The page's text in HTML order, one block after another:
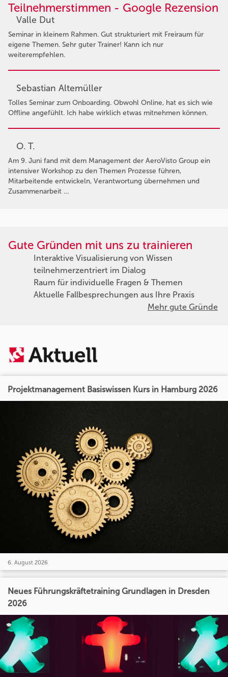
Teilnehmerstimmen - Google Rezension
Valle Dut
Seminar in kleinem Rahmen. Gut strukturiert mit Freiraum für
eigene Themen. Sehr guter Trainer! Kann ich nur
weiterempfehlen.
Sebastian Altemüller
Tolles Seminar zum Onboarding. Obwohl Online, hat es sich wie
Offline angefühlt. Ich habe wirklich etwas mitnehmen können.
O. T.
Am 9. Juni fand mit dem Management der AeroVisto Group ein
intensiver Workshop zu den Themen Prozesse führen,
Mitarbeitende entwickeln, Verantwortung übernehmen und
Zusammenarbeit …
Gute Gründen mit uns zu trainieren
Interaktive Visualisierung von Wissen
teilnehmerzentriert im Dialog
Raum für individuelle Fragen & Themen
Aktuelle Fallbesprechungen aus Ihre Praxis
Mehr gute Gründe
Projektmanagement Basiswissen Kurs in Hamburg 2026
6. August 2026
Neues Führungskräftetraining Grundlagen in Dresden
2026